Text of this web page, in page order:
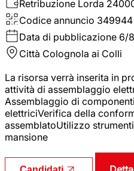
Retribuzione Lorda
Codice annuncio 349944
Data di pubblicazione 6/
Città Colognola ai Colli
La risorsa verrà inserita in
attività di assemblaggio
Assemblaggio di
elettriciVerifica della
assemblatoUtilizzo
mansione